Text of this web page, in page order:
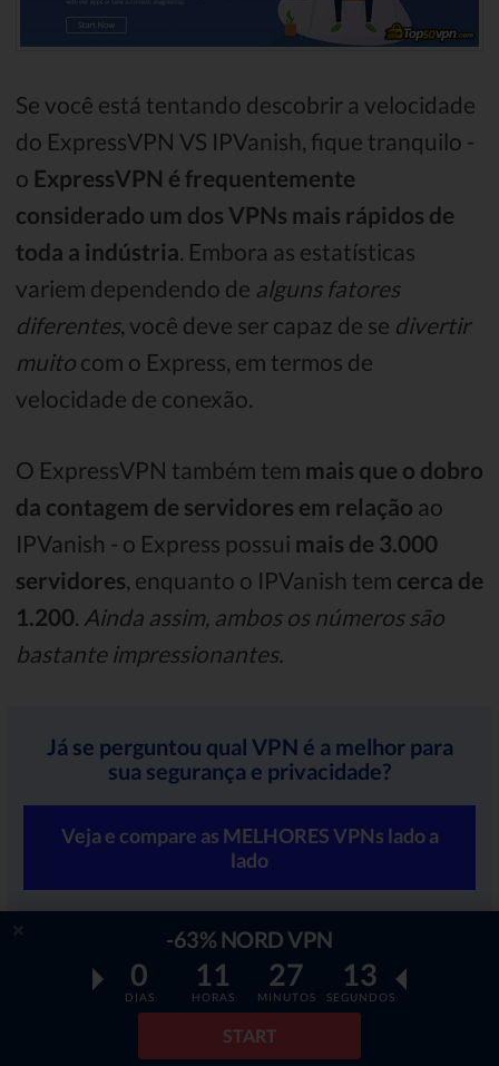
Se você está tentando descobrir a velocidade
do ExpressVPN VS IPVanish, fique tranquilo -
o ExpressVPN é frequentemente
considerado um dos VPNs mais rápidos de
toda a indústria. Embora as estatísticas
variem dependendo de alguns fatores
diferentes, você deve ser capaz de se divertir
muito com o Express, em termos de
velocidade de conexão.
O ExpressVPN também tem mais que o dobro
da contagem de servidores em relação ao
IPVanish - o Express possui mais de 3.000
servidores, enquanto o IPVanish tem cerca de
1.200. Ainda assim, ambos os números são
bastante impressionantes.
Já se perguntou qual VPN é a melhor para
sua segurança e privacidade?
Veja e compare as MELHORES VPNs lado a
lado
Fácil de usar
Mais uma vez, a facilidade de uso é
há muitas variáveis ​​que compõem
-63% NORD VPN
0
DIAS
11
HORAS
27
MINUTOS
11
SEGUNDOS
START